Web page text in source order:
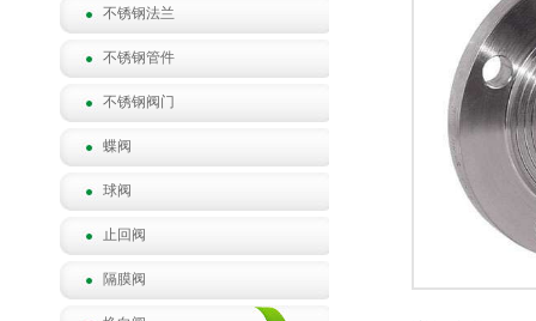
不锈钢法兰
不锈钢管件
不锈钢阀门
蝶阀
球阀
止回阀
隔膜阀